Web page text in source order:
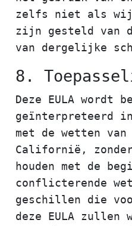
zelfs niet als wij
zijn gesteld van
van dergelijke
8.
Deze EULA wordt
geïnterpreteerd in
met de wetten
Californië,
houden met de
conflicterende
geschillen die
deze EULA zullen